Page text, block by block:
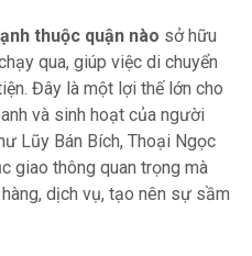
thuộc quận nào sở hữu
qua, giúp việc di chuyển
Đây là một lợi thế lớn cho
và sinh hoạt của người
Lũy Bán Bích, Thoại Ngọc
giao thông quan trọng mà
dịch vụ, tạo nên sự sầm